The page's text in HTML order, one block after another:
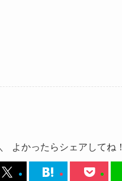
よかったらシェアしてね！